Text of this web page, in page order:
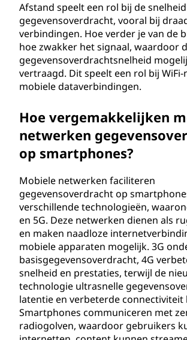
Afstand speelt een rol bij de
gegevensoverdracht, vooral bij
verbindingen. Hoe verder je van de
hoe zwakker het signaal, waardoor
gegevensoverdrachtsnelheid
vertraagd. Dit speelt een rol bij
mobiele dataverbindingen.
Hoe vergemakkelijken
netwerken
op smartphones?
Mobiele netwerken faciliteren
gegevensoverdracht op
verschillende technologieën,
en 5G. Deze netwerken dienen als
en maken naadloze
mobiele apparaten mogelijk. 3G
basisgegevensoverdracht, 4G
snelheid en prestaties, terwijl de
technologie ultrasnelle
latentie en verbeterde connectiviteit
Smartphones communiceren met
radiogolven, waardoor gebruikers